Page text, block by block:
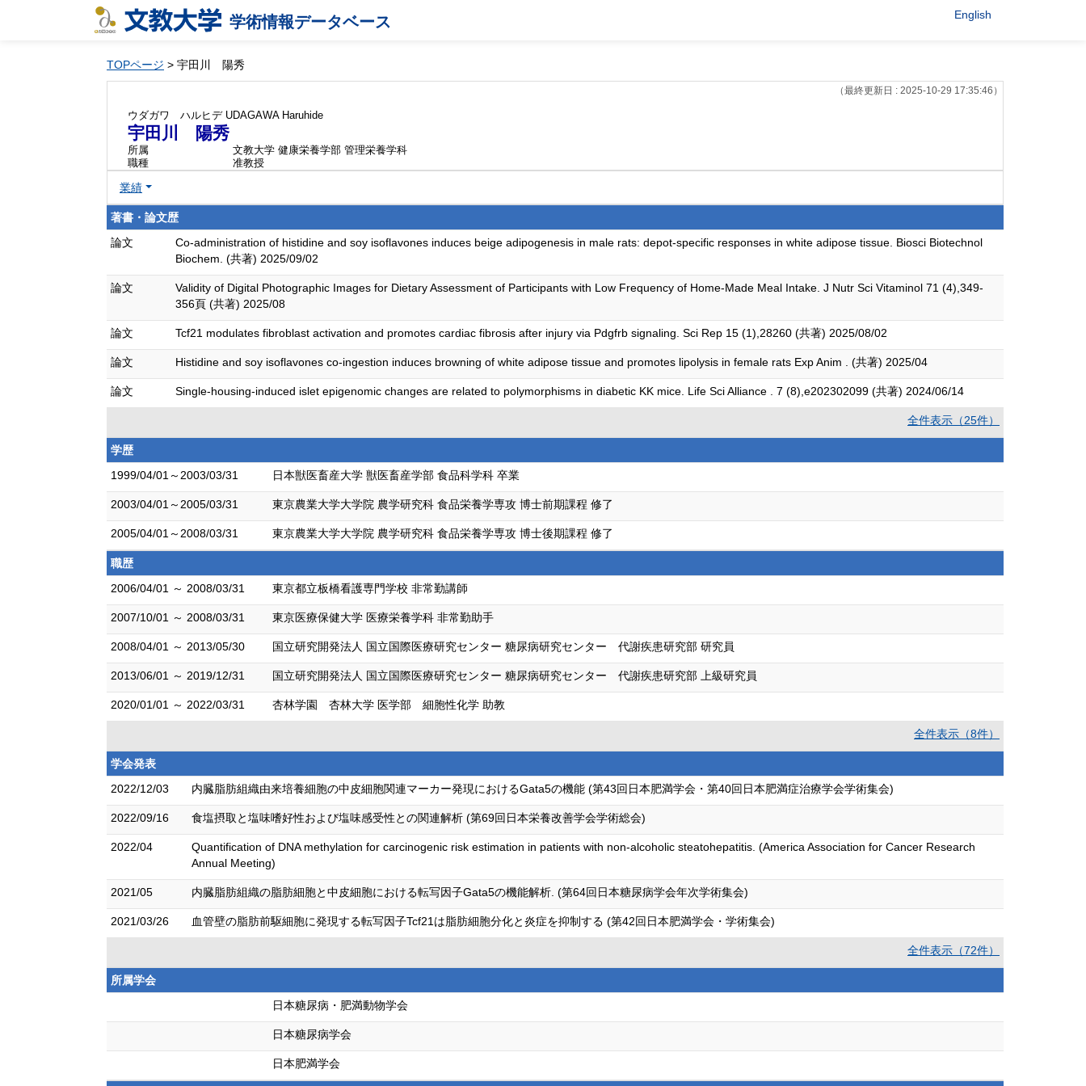
学術情報データベース English
TOPページ > 宇田川 陽秀
（最終更新日 : 2025-10-29 17:35:46）
ウダガワ ハルヒデ UDAGAWA Haruhide
宇田川 陽秀
所属
文教大学 健康栄養学部 管理栄養学科
職種
准教授
業績
著書・論文歴
論文
Co-administration of histidine and soy isoflavones induces beige adipogenesis in male rats: depot-specific responses in white adipose tissue. Biosci Biotechnol
Biochem. (共著) 2025/09/02
論文
Validity of Digital Photographic Images for Dietary Assessment of Participants with Low Frequency of Home-Made Meal Intake. J Nutr Sci Vitaminol 71 (4),349-
356頁 (共著) 2025/08
論文 Tcf21 modulates fibroblast activation and promotes cardiac fibrosis after injury via Pdgfrb signaling. Sci Rep 15 (1),28260 (共著) 2025/08/02
論文 Histidine and soy isoflavones co-ingestion induces browning of white adipose tissue and promotes lipolysis in female rats Exp Anim . (共著) 2025/04
論文 Single-housing-induced islet epigenomic changes are related to polymorphisms in diabetic KK mice. Life Sci Alliance . 7 (8),e202302099 (共著) 2024/06/14
全件表示（25件）
学歴
1999/04/01～2003/03/31
日本獣医畜産大学 獣医畜産学部 食品科学科 卒業
2003/04/01～2005/03/31 東京農業大学大学院 農学研究科 食品栄養学専攻 博士前期課程 修了
2005/04/01～2008/03/31 東京農業大学大学院 農学研究科 食品栄養学専攻 博士後期課程 修了
職歴
2006/04/01 ～ 2008/03/31
東京都立板橋看護専門学校 非常勤講師
2007/10/01 ～ 2008/03/31 東京医療保健大学 医療栄養学科 非常勤助手
2008/04/01 ～ 2013/05/30 国立研究開発法人 国立国際医療研究センター 糖尿病研究センター 代謝疾患研究部 研究員
2013/06/01 ～ 2019/12/31 国立研究開発法人 国立国際医療研究センター 糖尿病研究センター 代謝疾患研究部 上級研究員
2020/01/01 ～ 2022/03/31 杏林学園 杏林大学 医学部 細胞性化学 助教
全件表示（8件）
学会発表
2022/12/03
内臓脂肪組織由来培養細胞の中皮細胞関連マーカー発現におけるGata5の機能 (第43回日本肥満学会・第40回日本肥満症治療学会学術集会)
2022/09/16 食塩摂取と塩味嗜好性および塩味感受性との関連解析 (第69回日本栄養改善学会学術総会)
2022/04
Quantification of DNA methylation for carcinogenic risk estimation in patients with non-alcoholic steatohepatitis. (America Association for Cancer Research
Annual Meeting)
2021/05 内臓脂肪組織の脂肪細胞と中皮細胞における転写因子Gata5の機能解析. (第64回日本糖尿病学会年次学術集会)
2021/03/26 血管壁の脂肪前駆細胞に発現する転写因子Tcf21は脂肪細胞分化と炎症を抑制する (第42回日本肥満学会・学術集会)
全件表示（72件）
所属学会
日本糖尿病・肥満動物学会
日本糖尿病学会
日本肥満学会